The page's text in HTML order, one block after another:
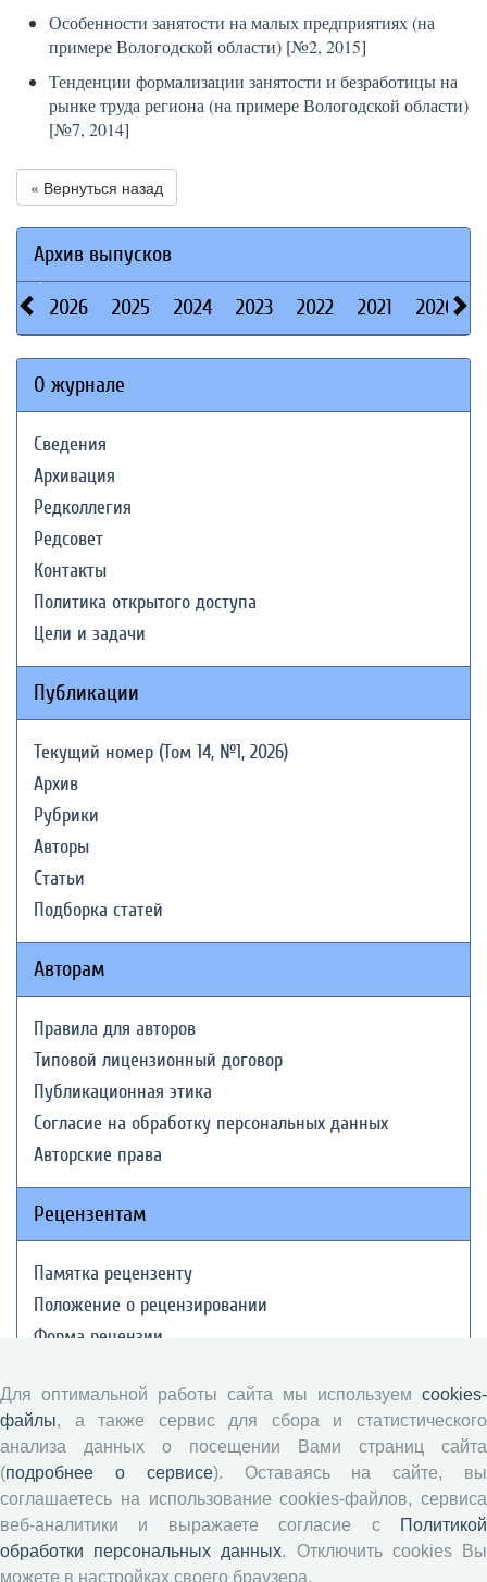
Особенности занятости на малых предприятиях (на
примере Вологодской области) [№2, 2015]
Тенденции формализации занятости и безработицы на
рынке труда региона (на примере Вологодской области)
[№7, 2014]
« Вернуться назад
Архив выпусков
2026 2025 2024 2023 2022 2021 2020
О журнале
Сведения
Архивация
Редколлегия
Редсовет
Контакты
Политика открытого доступа
Цели и задачи
Публикации
Текущий номер (Том 14, №1, 2026)
Архив
Рубрики
Авторы
Статьи
Подборка статей
Авторам
Правила для авторов
Типовой лицензионный договор
Публикационная этика
Согласие на обработку персональных данных
Авторские права
Рецензентам
Памятка рецензенту
Положение о рецензировании
Форма рецензии
Журналы ВолНЦ РАН
Экономические и социальные перемены
Проблемы развития территории
Вопросы территориального развития
Социальное пространство
Для оптимальной работы сайта мы используем cookies-
файлы, а также сервис для сбора и статистического
анализа данных о посещении Вами страниц сайта
(подробнее о сервисе). Оставаясь на сайте, вы
соглашаетесь на использование cookies-файлов, сервиса
веб-аналитики и выражаете согласие с
Политикой
обработки персональных данных. Отключить cookies Вы
можете в настройках своего браузера.